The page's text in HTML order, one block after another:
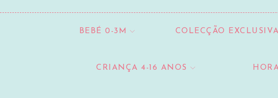
BEBÉ 0-3M COLECÇÃO
CRIANÇA 4-16 ANOS